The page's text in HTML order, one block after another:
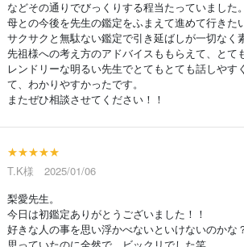
などその通りでびっくりする程当たっていました。
母との今後を先生の鑑定をふまえて進めて行きた
サクサクと無駄ない鑑定で引き延ばしが一切なく
先祖様への考え方のアドバイスももらえて、とて
レンドリーな明るい先生でとてもとても話しやす
て、わかりやすかったです。
またぜひ相談させてください！！
★★★★★
T.K様 2025/01/06
梨愛先生。
今日は初鑑定ありがとうございました！！
好きな人の事を思い浮かべないといけないのかな